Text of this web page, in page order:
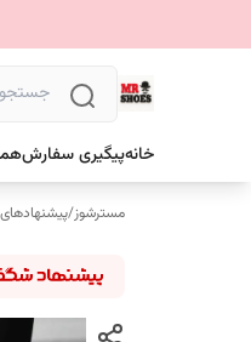
خانهپیگیری سفارش
مسترشوز/